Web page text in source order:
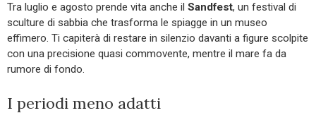
Tra luglio e agosto prende vita anche il Sandfest, un festival di
sculture di sabbia che trasforma le spiagge in un museo
effimero. Ti capiterà di restare in silenzio davanti a figure scolpite
con una precisione quasi commovente, mentre il mare fa da
rumore di fondo.
I periodi meno adatti